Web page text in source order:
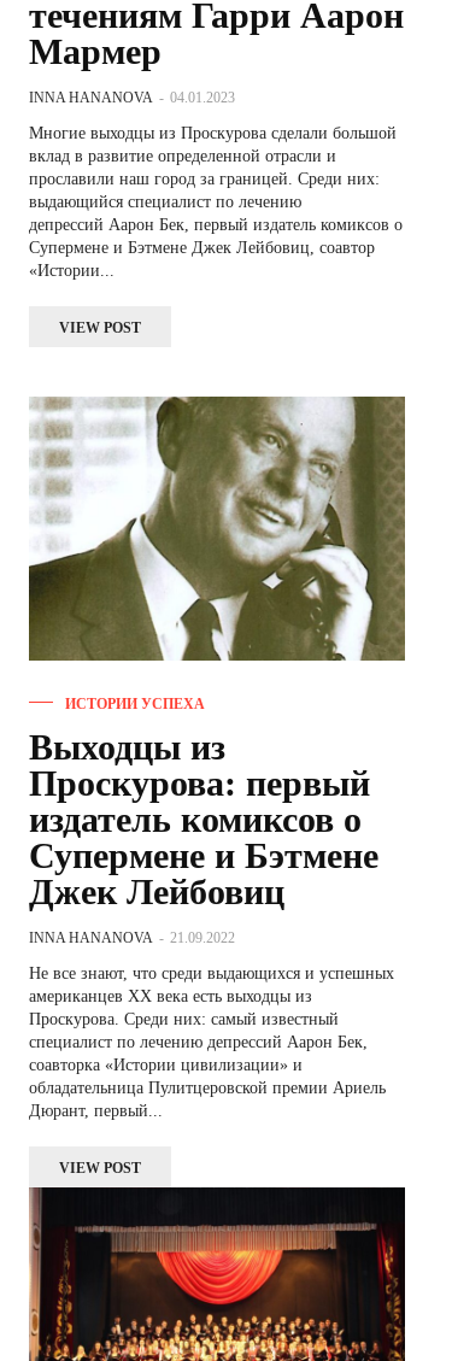
течениям Гарри Аарон
Мармер
INNA HANANOVA - 04.01.2023
Многие выходцы из Проскурова сделали большой
вклад в развитие определенной отрасли и
прославили наш город за границей. Среди них:
выдающийся специалист по лечению
депрессий Аарон Бек, первый издатель комиксов о
Супермене и Бэтмене Джек Лейбовиц, соавтор
«Истории...
VIEW POST
ИСТОРИИ УСПЕХА
Выходцы из
Проскурова: первый
издатель комиксов о
Супермене и Бэтмене
Джек Лейбовиц
INNA HANANOVA - 21.09.2022
Не все знают, что среди выдающихся и успешных
американцев ХХ века есть выходцы из
Проскурова. Среди них: самый известный
специалист по лечению депрессий Аарон Бек,
соавторка «Истории цивилизации» и
обладательница Пулитцеровской премии Ариель
Дюрант, первый...
VIEW POST